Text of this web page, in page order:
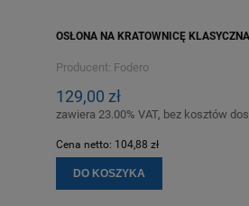
OSŁONA NA KRATOWNICĘ
Producent: Fodero
129,00 zł
zawiera 23.00% VAT, bez kosztów
Cena netto: 104,88 zł
DO KOSZYKA